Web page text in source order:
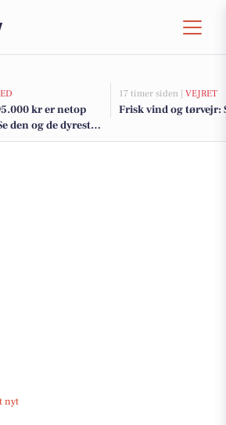
kr er netop
den og de dyreste
17 timer siden | VEJRET
Frisk vind og tørvejr:
nyt får erhvervserfaring hos Davidsen i Thisted